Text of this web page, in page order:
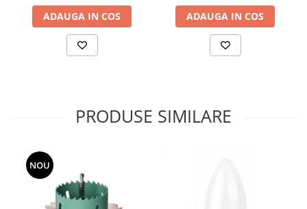
ADAUGA IN COS ADAUGA IN COS
PRODUSE SIMILARE
NOU